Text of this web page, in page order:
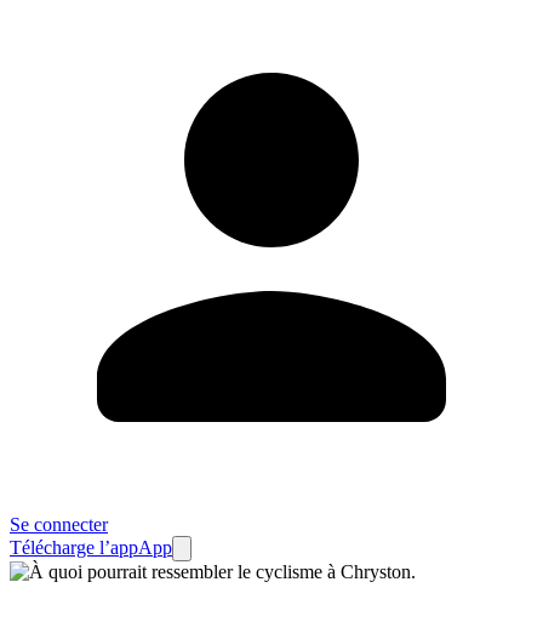
Se connecter
Télécharge l’appApp